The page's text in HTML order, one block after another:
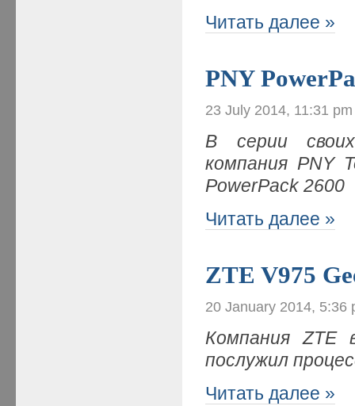
Читать далее »
PNY
23 July 2014, 11:31 pm
В серии
компания PNY
PowerPack 2600
Читать далее »
ZTE V975
20 January 2014, 5:36
Компания ZTE
послужил
Читать далее »